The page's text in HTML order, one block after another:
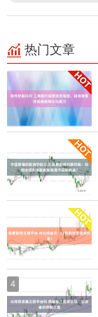
热门文章
4